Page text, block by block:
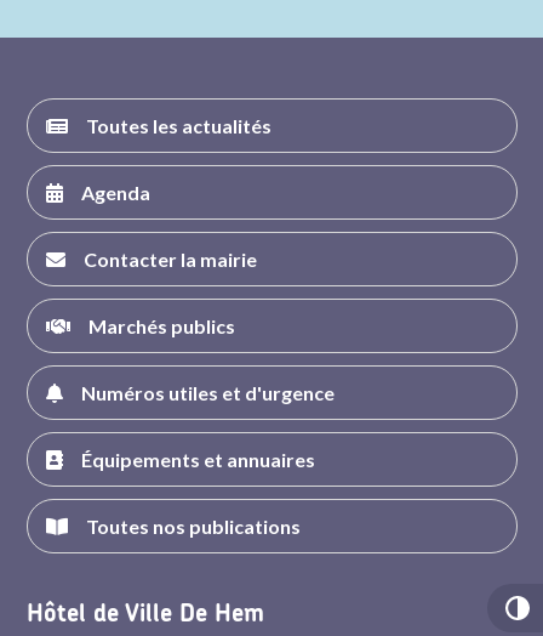
Toutes les actualités
Agenda
Contacter la mairie
Marchés publics
Numéros utiles et d'urgence
Équipements et annuaires
Toutes nos publications
Hôtel de Ville De Hem